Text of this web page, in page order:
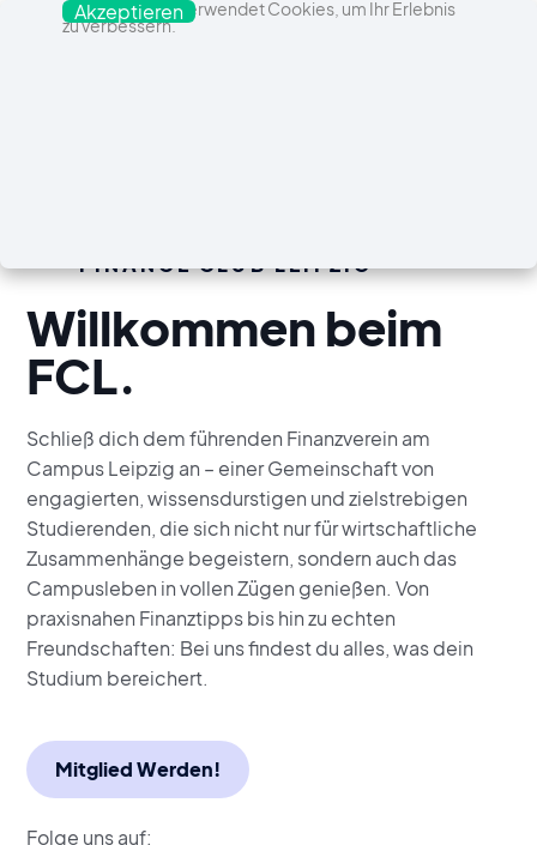
Diese Website verwendet Cookies, um Ihr Erlebnis
zu verbessern.
Akzeptieren
FINANCE CLUB LEIPZIG
Willkommen beim
FCL.
Schließ dich dem führenden Finanzverein am
Campus Leipzig an – einer Gemeinschaft von
engagierten, wissensdurstigen und zielstrebigen
Studierenden, die sich nicht nur für wirtschaftliche
Zusammenhänge begeistern, sondern auch das
Campusleben in vollen Zügen genießen. Von
praxisnahen Finanztipps bis hin zu echten
Freundschaften: Bei uns findest du alles, was dein
Studium bereichert.
Mitglied Werden!
Folge uns auf: